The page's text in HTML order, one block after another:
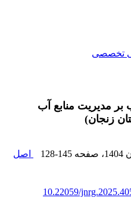
تخصصی
مدیریت منابع آب
زنجان)
، صفحه 128-145
اصل
10.22059/